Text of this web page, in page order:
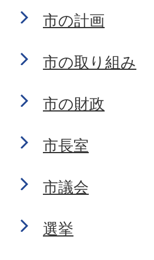
市の計画
市の取り組み
市の財政
市長室
市議会
選挙